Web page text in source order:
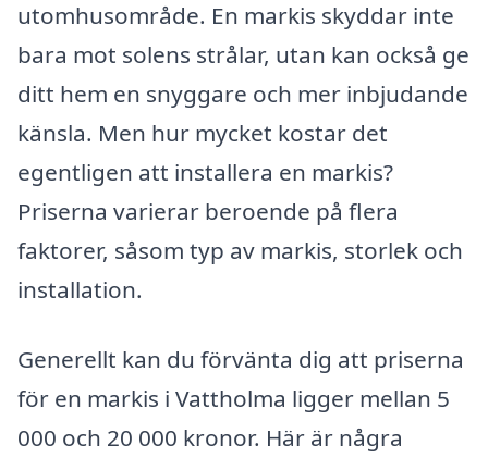
utomhusområde. En markis skyddar inte
bara mot solens strålar, utan kan också ge
ditt hem en snyggare och mer inbjudande
känsla. Men hur mycket kostar det
egentligen att installera en markis?
Priserna varierar beroende på flera
faktorer, såsom typ av markis, storlek och
installation.
Generellt kan du förvänta dig att priserna
för en markis i Vattholma ligger mellan 5
000 och 20 000 kronor. Här är några